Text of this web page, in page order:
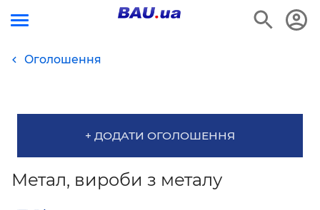
Оголошення
+ ДОДАТИ ОГОЛОШЕННЯ
Метал, вироби з металу